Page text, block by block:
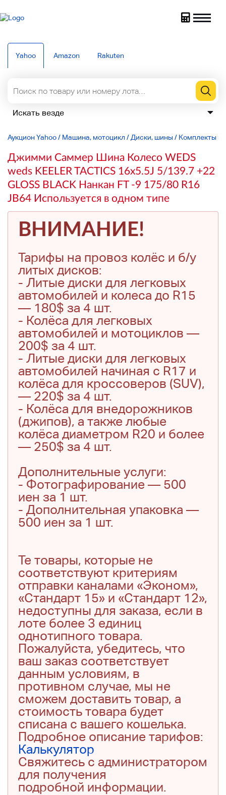
Yahoo Amazon Rakuten
Аукцион Yahoo/ Машина, мотоцикл / Диски, шины/ Комплекты
Джимми Саммер Шина Колесо WEDS
weds KEELER TACTICS 16x5.5J 5/139.7 +22
GLOSS BLACK Нанкан FT -9 175/80 R16
JB64 Используется в одном типе
ВНИМАНИЕ!
Тарифы на провоз колёс и б/у
литых дисков:
- Литые диски для легковых
автомобилей и колеса до R15
— 180$ за 4 шт.
- Колёса для легковых
автомобилей и мотоциклов —
200$ за 4 шт.
- Литые диски для легковых
автомобилей начиная с R17 и
колёса для кроссоверов (SUV),
— 220$ за 4 шт.
- Колёса для внедорожников
(джипов), а также любые
колёса диаметром R20 и более
— 250$ за 4 шт.
Дополнительные услуги:
- Фотографирование — 500
иен за 1 шт.
- Дополнительная упаковка —
500 иен за 1 шт.
Те товары, которые не
соответствуют критериям
отправки каналами «Эконом»,
«Стандарт 15» и «Стандарт 12»,
недоступны для заказа, если в
лоте более 3 единиц
однотипного товара.
Пожалуйста, убедитесь, что
ваш заказ соответствует
данным условиям, в
противном случае, мы не
сможем доставить товар, а
стоимость товара будет
списана с вашего кошелька.
Подробное описание тарифов:
Калькулятор
Свяжитесь с администратором
для получения
подробной информации.